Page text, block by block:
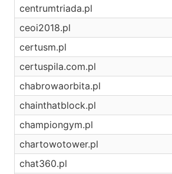
centrumtriada.pl
ceoi2018.pl
certusm.pl
certuspila.com.pl
chabrowaorbita.pl
chainthatblock.pl
championgym.pl
chartowotower.pl
chat360.pl